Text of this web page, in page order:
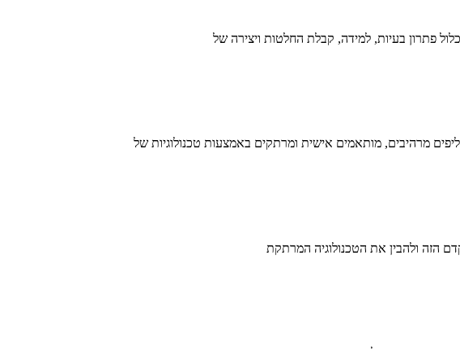
מרהיבים, מותאמים אישית ומרתקים באמצעות טכנולוגיות של
הזה ולהבין את הטכנולוגיה המרתקת